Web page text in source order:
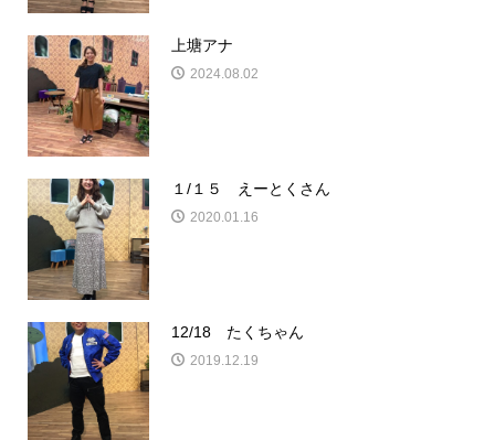
上塘アナ
2024.08.02
１/１５ えーとくさん
2020.01.16
12/18 たくちゃん
2019.12.19